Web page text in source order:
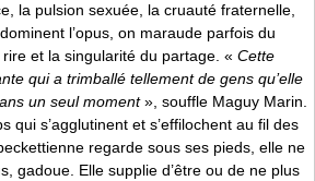
la pulsion sexuée, la cruauté fraternelle,
l’opus, on maraude parfois du
et la singularité du partage. « Cette
qui a trimballé tellement de gens qu’elle
un seul moment», souffle Maguy Marin.
qui s’agglutinent et s’effilochent au fil des
regarde sous ses pieds, elle ne
gadoue. Elle supplie d’être ou de ne plus